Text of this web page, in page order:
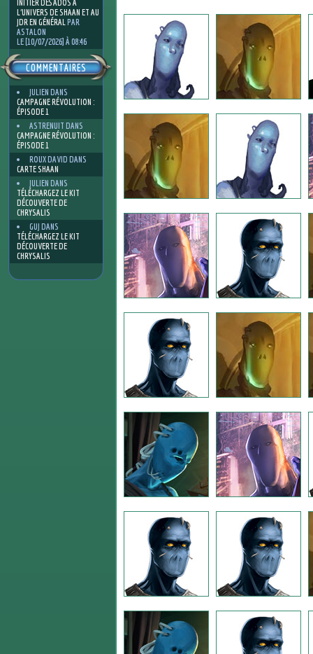
INITIER DES ADOS À
L’UNIVERS DE SHAAN ET AU
JDR EN GÉNÉRALPAR
ASTALON
LE [10/07/2026] À 08:46
COMMENTAIRES
JULIEN DANS
CAMPAGNE RÉVOLUTION :
ÉPISODE 1
ASTRENUIT DANS
CAMPAGNE RÉVOLUTION :
ÉPISODE 1
ROUX DAVID DANS
CARTE SHAAN
JULIEN DANS
TÉLÉCHARGEZ LE KIT
DÉCOUVERTE DE
CHRYSALIS
GUJ DANS
TÉLÉCHARGEZ LE KIT
DÉCOUVERTE DE
CHRYSALIS